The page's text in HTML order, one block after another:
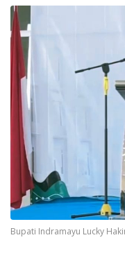
Bupati Indramayu Lucky